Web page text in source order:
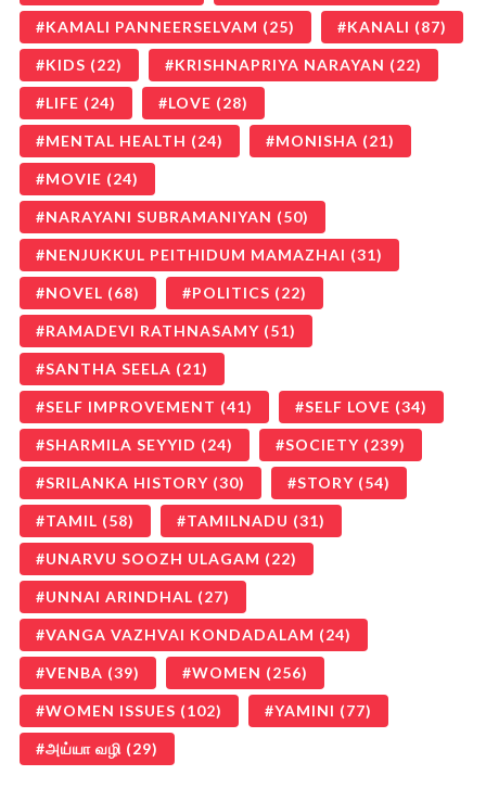
KAMALI PANNEERSELVAM (25) KANALI (87)
KIDS (22) KRISHNAPRIYA NARAYAN (22)
LIFE (24) LOVE (28)
MENTAL HEALTH (24) MONISHA (21)
MOVIE (24)
NARAYANI SUBRAMANIYAN (50)
NENJUKKUL PEITHIDUM MAMAZHAI (31)
NOVEL (68) POLITICS (22)
RAMADEVI RATHNASAMY (51)
SANTHA SEELA (21)
SELF IMPROVEMENT (41) SELF LOVE (34)
SHARMILA SEYYID (24) SOCIETY (239)
SRILANKA HISTORY (30) STORY (54)
TAMIL (58) TAMILNADU (31)
UNARVU SOOZH ULAGAM (22)
UNNAI ARINDHAL (27)
VANGA VAZHVAI KONDADALAM (24)
VENBA (39) WOMEN (256)
WOMEN ISSUES (102) YAMINI (77)
அய்யா வழி (29)